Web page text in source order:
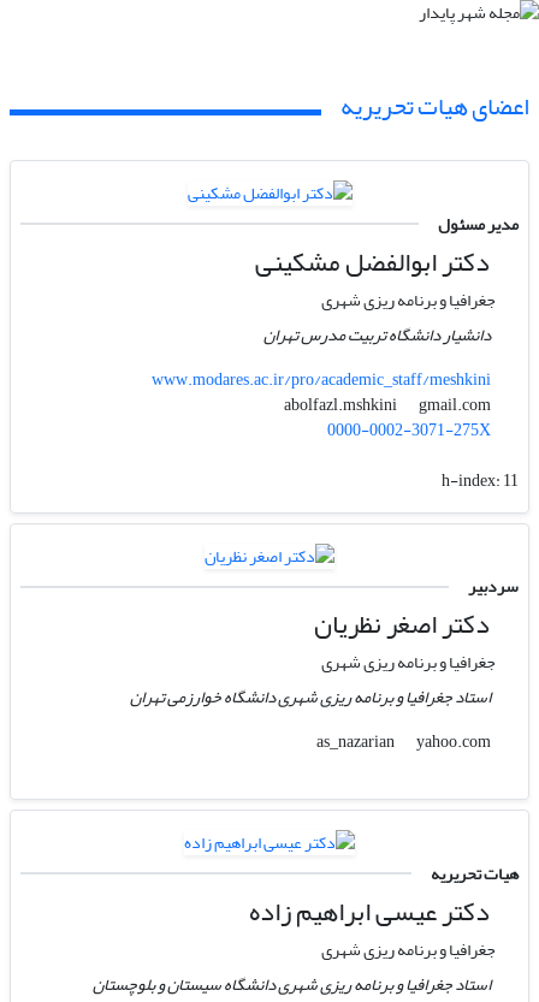
اعضای هیات تحریریه
مدیر مسئول
دکتر ابوالفضل مشکینی
جغرافیا و برنامه ریزی شهری
دانشیار دانشگاه تربیت مدرس تهران
www.modares.ac.ir/pro/academic_staff/meshkini
abolfazl.mshkini
gmail.com
0000-0002-3071-275X
h-index:11
سردبیر
دکتر اصغر نظریان
جغرافیا و برنامه ریزی شهری
استاد جغرافیا و برنامه ریزی شهری دانشگاه خوارزمی تهران
as_nazarian
yahoo.com
هیات تحریریه
دکتر عیسی ابراهیم زاده
جغرافیا و برنامه ریزی شهری
استاد جغرافیا و برنامه ریزی شهری دانشگاه سیستان و بلوچستان